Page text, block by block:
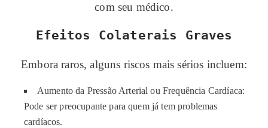
com seu médico.
Efeitos Colaterais Graves
Embora raros, alguns riscos mais sérios incluem:
Aumento da Pressão Arterial ou Frequência Cardíaca:
Pode ser preocupante para quem já tem problemas
cardíacos.